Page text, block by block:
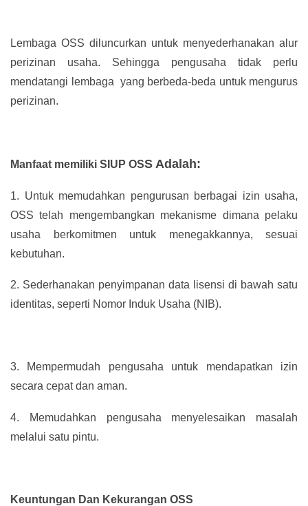
Lembaga OSS diluncurkan untuk menyederhanakan alur
perizinan usaha. Sehingga pengusaha tidak perlu
mendatangi lembaga yang berbeda-beda untuk mengurus
perizinan.
Manfaat memiliki SIUP OSS Adalah:
1. Untuk memudahkan pengurusan berbagai izin usaha,
OSS telah mengembangkan mekanisme dimana pelaku
usaha berkomitmen untuk menegakkannya, sesuai
kebutuhan.
2. Sederhanakan penyimpanan data lisensi di bawah satu
identitas, seperti Nomor Induk Usaha (NIB).
3.
Mempermudah pengusaha untuk mendapatkan izin
secara cepat dan aman.
4.
Memudahkan pengusaha menyelesaikan masalah
melalui satu pintu.
Keuntungan Dan Kekurangan OSS